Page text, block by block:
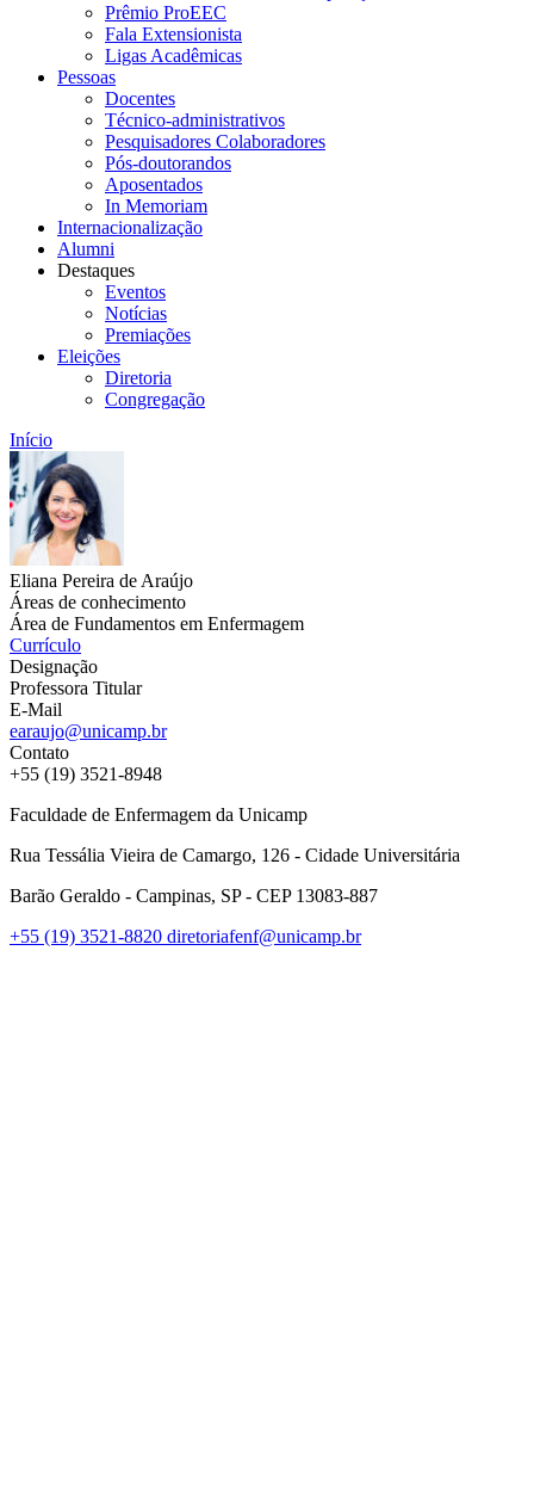
Prêmio ProEEC
Fala Extensionista
Ligas Acadêmicas
Pessoas
Docentes
Técnico-administrativos
Pesquisadores Colaboradores
Pós-doutorandos
Aposentados
In Memoriam
Internacionalização
Alumni
Destaques
Eventos
Notícias
Premiações
Eleições
Diretoria
Congregação
Início
Eliana Pereira de Araújo
Áreas de conhecimento
Área de Fundamentos em Enfermagem
Currículo
Designação
Professora Titular
E-Mail
earaujo@unicamp.br
Contato
+55 (19) 3521-8948
Faculdade de Enfermagem da Unicamp
Rua Tessália Vieira de Camargo, 126 - Cidade Universitária
Barão Geraldo - Campinas, SP - CEP 13083-887
+55 (19) 3521-8820 diretoriafenf@unicamp.br